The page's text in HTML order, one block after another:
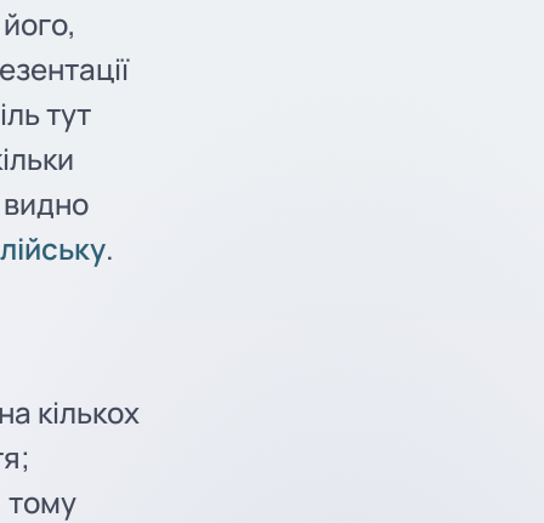
тут
.
кількох
тому